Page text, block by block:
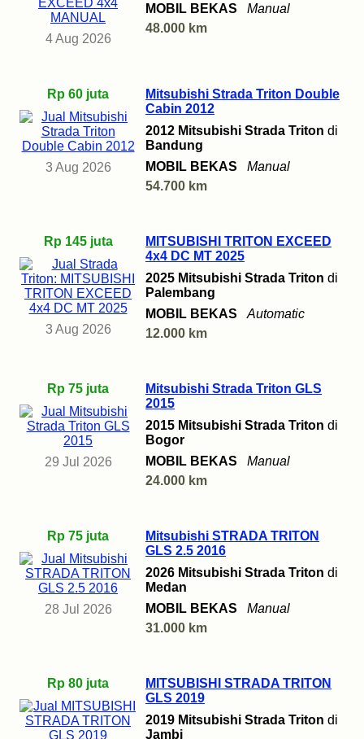
4 Aug 2026
MOBIL BEKAS
Manual
48.000 km
Rp 60 juta
3 Aug 2026
Mitsubishi Strada Triton Double
Cabin 2012
2012 Mitsubishi Strada Triton di
Bandung
MOBIL BEKAS
Manual
54.700 km
Rp 145 juta
3 Aug 2026
MITSUBISHI TRITON EXCEED
4x4 DC MT 2025
2025 Mitsubishi Strada Triton di
Palembang
MOBIL BEKAS
Automatic
12.000 km
Rp 75 juta
29 Jul 2026
Mitsubishi Strada Triton GLS
2015
2015 Mitsubishi Strada Triton di
Bogor
MOBIL BEKAS
Manual
24.000 km
Rp 75 juta
28 Jul 2026
Mitsubishi STRADA TRITON
GLS 2.5 2016
2026 Mitsubishi Strada Triton di
Medan
MOBIL BEKAS
Manual
31.000 km
Rp 80 juta
MITSUBISHI STRADA TRITON
GLS 2019
2019 Mitsubishi Strada Triton di
Jambi